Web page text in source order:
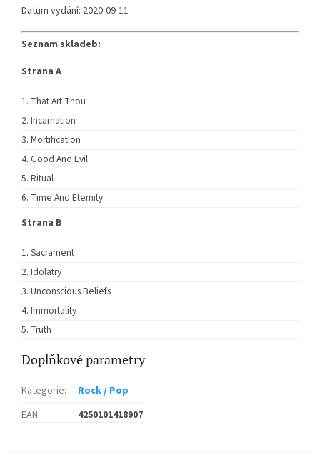
Datum vydání: 2020-09-11
Seznam skladeb:
Strana A
That Art Thou
Incarnation
Mortification
Good And Evil
Ritual
Time And Eternity
Strana B
Sacrament
Idolatry
Unconscious Beliefs
Immortality
Truth
Doplňkové parametry
Kategorie:
Rock / Pop
EAN: 4250101418907